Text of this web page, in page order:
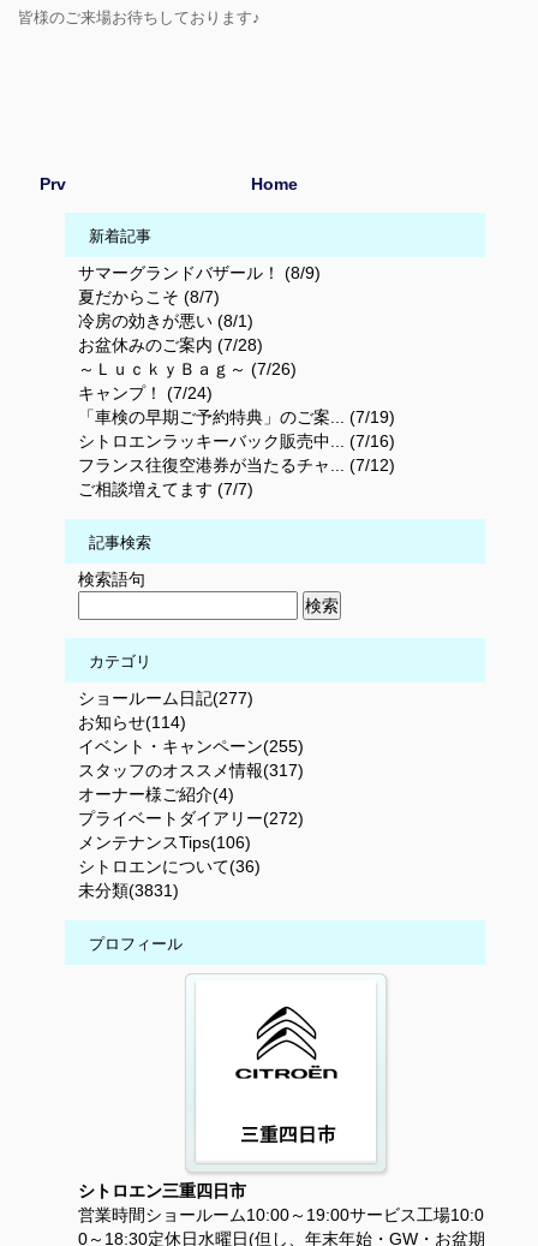
皆様のご来場お待ちしております♪
Prv Home
新着記事
サマーグランドバザール！ (8/9)
夏だからこそ (8/7)
冷房の効きが悪い (8/1)
お盆休みのご案内 (7/28)
～ＬｕｃｋｙＢａｇ～ (7/26)
キャンプ！ (7/24)
「車検の早期ご予約特典」のご案... (7/19)
シトロエンラッキーバック販売中... (7/16)
フランス往復空港券が当たるチャ... (7/12)
ご相談増えてます (7/7)
記事検索
検索語句
カテゴリ
ショールーム日記(277)
お知らせ(114)
イベント・キャンペーン(255)
スタッフのオススメ情報(317)
オーナー様ご紹介(4)
プライベートダイアリー(272)
メンテナンスTips(106)
シトロエンについて(36)
未分類(3831)
プロフィール
シトロエン三重四日市
営業時間ショールーム10:00～19:00サービス工場10:0
0～18:30定休日水曜日(但し、年末年始・GW・お盆期